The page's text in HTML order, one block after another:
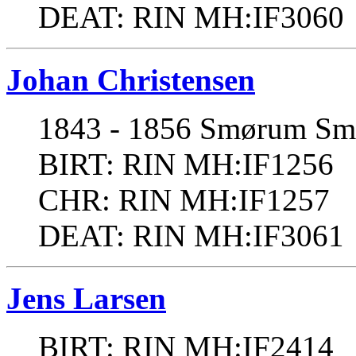
DEAT: RIN MH:IF3060
Johan Christensen
1843 - 1856 Smørum
BIRT: RIN MH:IF1256
CHR: RIN MH:IF1257
DEAT: RIN MH:IF3061
Jens Larsen
BIRT: RIN MH:IF2414